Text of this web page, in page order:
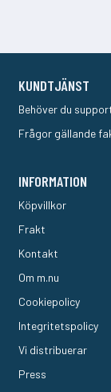
KUNDTJÄNST
Behöver du
Frågor gällande
INFORMATION
Köpvillkor
Frakt
Kontakt
Om m.nu
Cookiepolicy
Integritetspolicy
Vi distribuerar
Press